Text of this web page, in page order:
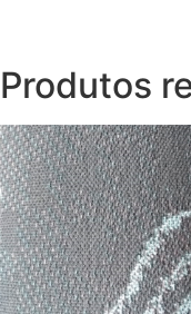
Produtos